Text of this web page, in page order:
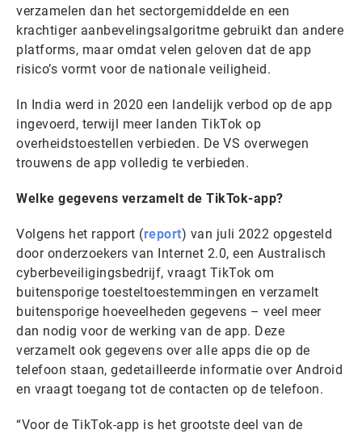
verzamelen dan het sectorgemiddelde en een
krachtiger aanbevelingsalgoritme gebruikt dan andere
platforms, maar omdat velen geloven dat de app
risico’s vormt voor de nationale veiligheid.
In India werd in 2020 een landelijk verbod op de app
ingevoerd, terwijl meer landen TikTok op
overheidstoestellen verbieden. De VS overwegen
trouwens de app volledig te verbieden.
Welke gegevens verzamelt de TikTok-app?
Volgens het rapport (report) van juli 2022 opgesteld
door onderzoekers van Internet 2.0, een Australisch
cyberbeveiligingsbedrijf, vraagt TikTok om
buitensporige toesteltoestemmingen en verzamelt
buitensporige hoeveelheden gegevens – veel meer
dan nodig voor de werking van de app. Deze
verzamelt ook gegevens over alle apps die op de
telefoon staan, gedetailleerde informatie over Android
en vraagt ​​toegang tot de contacten op de telefoon.
“Voor de TikTok-app is het grootste deel van de